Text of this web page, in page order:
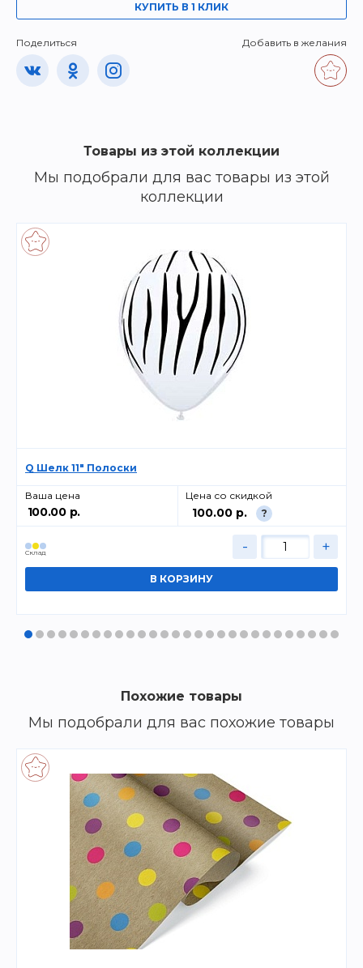
КУПИТЬ В 1 КЛИК
Поделиться Добавить в желания
Товары из этой коллекции
Мы подобрали для вас товары из этой
коллекции
Q Шелк 11" Полоски
Ваша цена
100.00 р.
Цена со скидкой
100.00 р. ?
Cклад - +
Похожие товары
Мы подобрали для вас похожие товары